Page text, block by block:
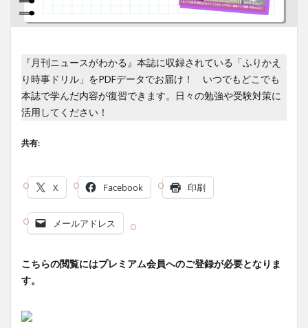
『月刊ニュースがわかる』本誌に収録されている「ふりかえ
り時事ドリル」をPDFデータでお届け！ いつでもどこでも
本誌で学んだ内容が復習できます。日々の勉強や受験対策に
活用してください！
共有:
X Facebook 印刷
メールアドレス
こちらの閲覧にはプレミアム会員へのご登録が必要となりま
す。